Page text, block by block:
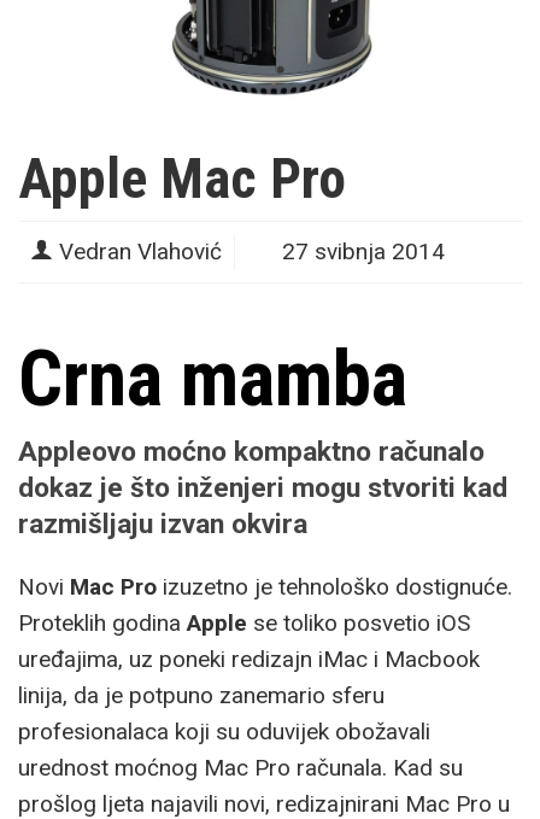
Apple Mac Pro
Vedran Vlahović 27 svibnja 2014
Crna mamba
Appleovo moćno kompaktno računalo
dokaz je što inženjeri mogu stvoriti kad
razmišljaju izvan okvira
Novi Mac Pro izuzetno je tehnološko dostignuće.
Proteklih godinaApple se toliko posvetio iOS
uređajima, uz poneki redizajn iMac i Macbook
linija, da je potpuno zanemario sferu
profesionalaca koji su oduvijek obožavali
urednost moćnog Mac Pro računala. Kad su
prošlog ljeta najavili novi, redizajnirani Mac Pro u